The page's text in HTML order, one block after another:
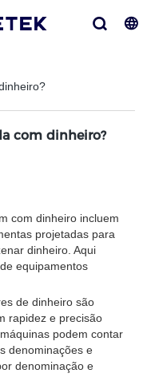
com dinheiro?
com dinheiro incluem
projetadas para
dinheiro. Aqui
equipamentos
de dinheiro são
rapidez e precisão
podem contar
denominações e
denominação e